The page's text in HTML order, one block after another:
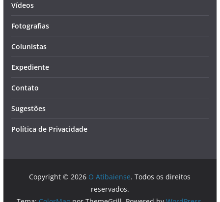
Vídeos
Fotografias
Colunistas
Expediente
Contato
Sugestões
Política de Privacidade
Copyright © 2026 O Atibaiense. Todos os direitos
reservados.